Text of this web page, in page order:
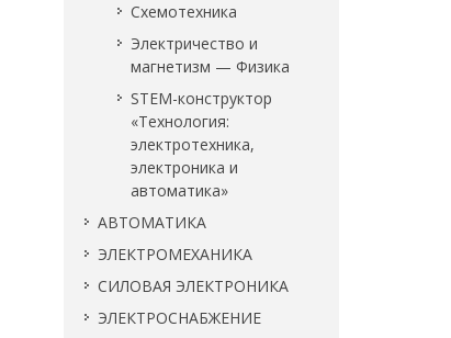
Схемотехника
Электричество и
магнетизм — Физика
STEM-конструктор
«Технология:
электротехника,
электроника и
автоматика»
АВТОМАТИКА
ЭЛЕКТРОМЕХАНИКА
СИЛОВАЯ ЭЛЕКТРОНИКА
ЭЛЕКТРОСНАБЖЕНИЕ